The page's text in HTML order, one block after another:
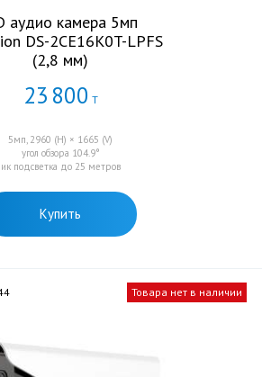
аудио камера 5мп
DS-2CE16K0T-LPFS
(2,8 мм)
23 800 Т
5мп, 2960 (H) × 1665 (V)
угол обзора 104.9°
ик подсветка до 25 метров
Купить
Товара нет в наличии